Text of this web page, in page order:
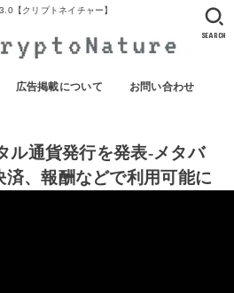
【クリプトネイチャー】
広告掲載について お問い合わせ
SEARCH
ル通貨発行を発表-メタバ
済、報酬などで利用可能に